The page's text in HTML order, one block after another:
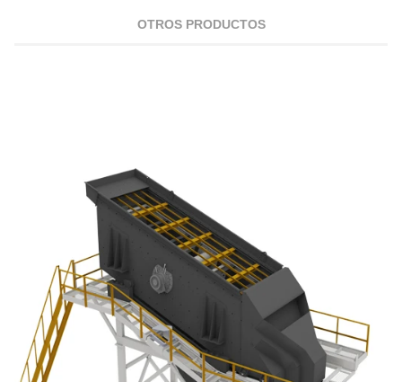
OTROS PRODUCTOS